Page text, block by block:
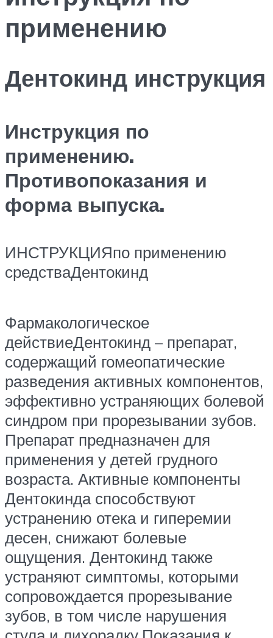
применению
Дентокинд инструкция
Инструкция по
применению.
Противопоказания и
форма выпуска.
ИНСТРУКЦИЯпо применению
средстваДентокинд
Фармакологическое
действиеДентокинд – препарат,
содержащий гомеопатические
разведения активных компонентов,
эффективно устраняющих болевой
синдром при прорезывании зубов.
Препарат предназначен для
применения у детей грудного
возраста. Активные компоненты
Дентокинда способствуют
устранению отека и гиперемии
десен, снижают болевые
ощущения. Дентокинд также
устраняют симптомы, которыми
сопровождается прорезывание
зубов, в том числе нарушения